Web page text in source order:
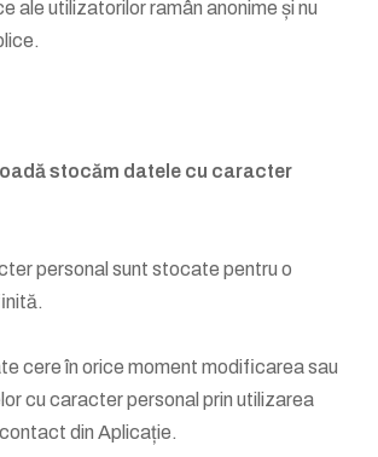
ale utilizatorilor ramân anonime și nu
stocăm datele cu caracter
personal sunt stocate pentru o
cere în orice moment modificarea sau
cu caracter personal prin utilizarea
din Aplicație.